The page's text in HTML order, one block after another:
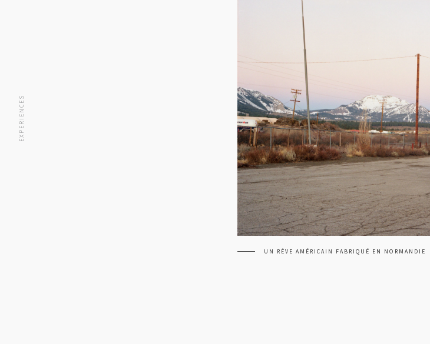
EXPERIENCES
UN RÊVE AMÉRICAIN FABRIQUÉ EN NORMANDIE